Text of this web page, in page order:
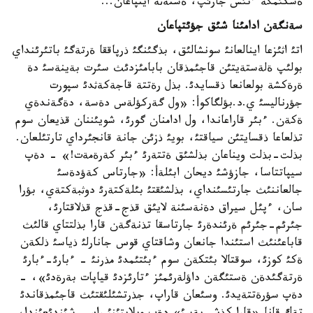
ةشكئمگة ءتئس جارئپ، ةشتةثة ايتپاعان...
سةنگةن ادامئنا شئق جؤئتپاعان
اتئ اثئزعا اينالعانئ سونشالئق، بذگئنگئ ذرپاققا ةرتةگئ باتئرئنداي
بولئپ ةلةستةيتئن قاجئمذقان بابامئزدئث سئرت بةينةسئ دة
ةرةكشة بولعانعا ذقسايدئ. بذل رةتتة قاجةكةثدئ سپورت
جؤرناليسئ ي.د.بؤلگاكوأ: «ول گةركؤلةس دةسة، دةگةندةي
ةكةن. ءبئر قاراعاندا، ول ادامنان گورئ، شويئننان قذيعان سوم
تذلعاعا ذقسايتئن سياقتئ، بويئ ذزئن جانة قانجئرداي تارتئلعان.
بذلت-بذلت ويناعان بذلشئق ةتتةرئ ءبئر كةرةمةت!» - دةپ
سيپاتتاسا، جازؤشئ ديحان ابئلةأ: «جارتاس كةؤدةسئ
جالعاننئث جارتئسئنداي، بذلشئقتئ بئلةكتةرئ دوثبةكتةي، بؤرا
سان، ءپئل سيراق دةنةسئنة لايئق قذج-قذج قذلاقتارئ،
جئرئم-جئرئم ةرئندةرئ جارتاسقا تذنةگةن قارا بذلتتاي قالئث
قاباعئنئث استئندا جانعان وشاقتاي قوس جانارلئ ذياسئ ذلكةن
ةكئ كوزئ، سوقتالا بئتكةن سوم ءبئتئمدئ مذرنئ - ءبارئ-ءبارئ
ةرتةگئدةن ةستئگةن داؤلةرئمئز ءتارئزدئ قياپات بةرةدئ»، -
دةپ سؤرةتتةيدئ. وسئعان قاراپ، جذرتشئلئقتئث قاجئمذقاندئ